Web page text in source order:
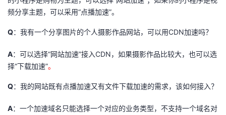
频分享主题，可以采用“点播加速”。
Q：我有一个分享图片的个人摄影作品网站，可以用CDN加速吗？
A：可以选择“网站加速”接入CDN，如果摄影作品比较大，也可以选
择“下载加速”。
Q：我的网站既有点播加速又有文件下载加速的需求，该如何接入？
A：一个加速域名只能选择一个对应的业务类型，不支持一个域名对